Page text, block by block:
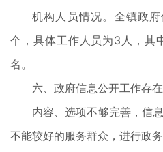
机构人员情况。全镇政
个，具体工作人员为3人，其
名。
六、政府信息公开工作存
内容、选项不够完善，信
不能较好的服务群众，进行政务